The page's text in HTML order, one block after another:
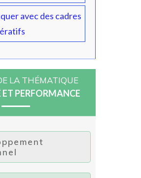
avec des cadres
LA THÉMATIQUE
PERFORMANCE